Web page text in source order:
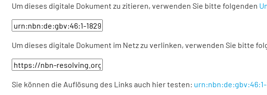
Um dieses digitale Dokument zu zitieren, verwenden Sie bitte folgenden
Um dieses digitale Dokument im Netz zu verlinken, verwenden Sie bitte
Sie können die Auflösung des Links auch hier testen: urn:nbn:de:gbv:46:1-